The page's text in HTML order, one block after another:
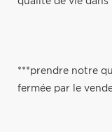
***prendre notre
fermée par le